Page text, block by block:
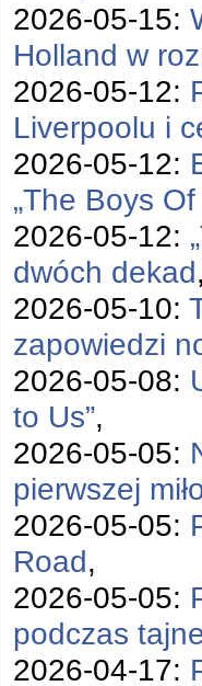
2026-05-15:
Holland w
2026-05-12:
Liverpoolu i
2026-05-12:
„The Boys
2026-05-12:
dwóch dekad
2026-05-10:
zapowiedzi
2026-05-08:
to Us”,
2026-05-05:
pierwszej
2026-05-05:
Road,
2026-05-05:
podczas
2026-04-17: